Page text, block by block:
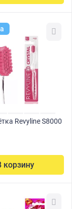
Revyline S8000
корзину